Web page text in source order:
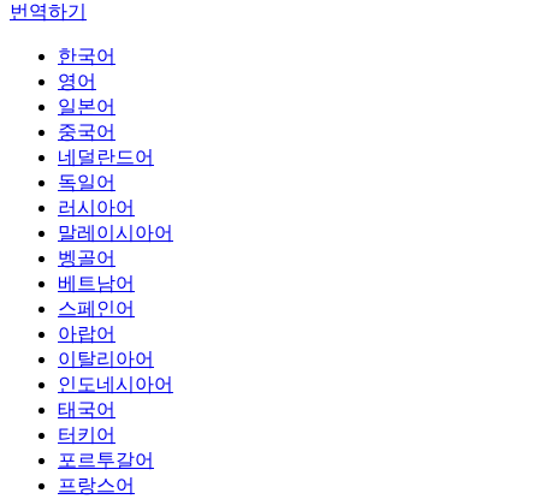
번역하기
한국어
영어
일본어
중국어
네덜란드어
독일어
러시아어
말레이시아어
벵골어
베트남어
스페인어
아랍어
이탈리아어
인도네시아어
태국어
터키어
포르투갈어
프랑스어